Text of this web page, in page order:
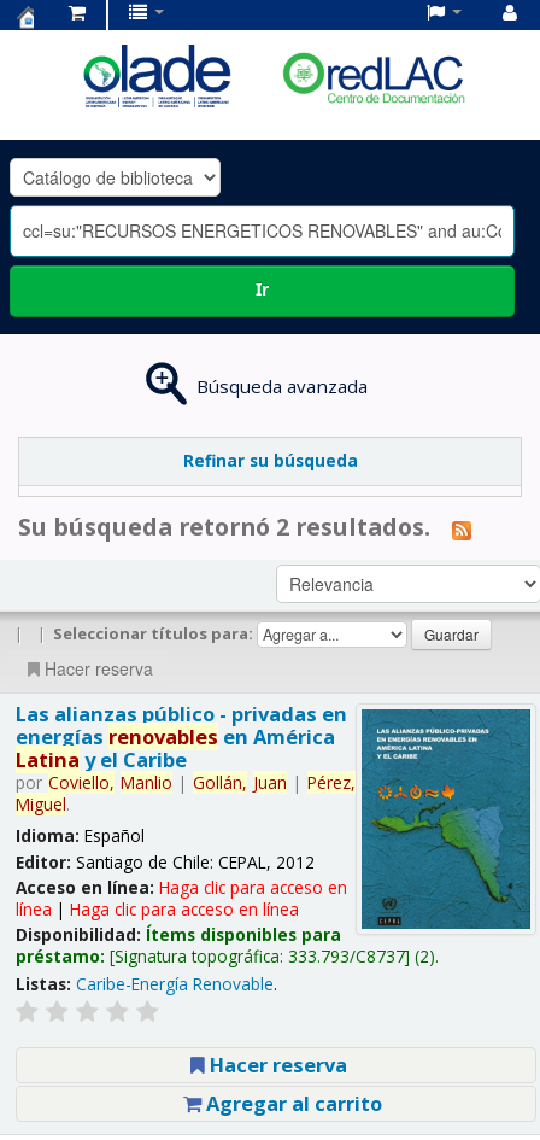
OLADE
-
Ir
Búsqueda avanzada
Refinar su búsqueda
Su búsqueda retornó 2 resultados.
| | Seleccionar títulos para:
Hacer reserva
Las alianzas público - privadas en
energías renovables en América
Latina y el Caribe
por Coviello, Manlio | Gollán, Juan | Pérez,
Miguel.
Idioma: Español
Editor: Santiago de Chile: CEPAL, 2012
Acceso en línea: Haga clic para acceso en
línea | Haga clic para acceso en línea
Disponibilidad: Ítems disponibles para
préstamo: Signatura topográfica: 333.793/C8737 (2).
Listas: Caribe-Energía Renovable.
Hacer reserva
Agregar al carrito